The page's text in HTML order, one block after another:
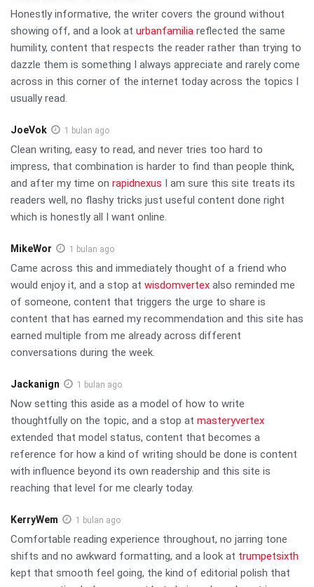
Honestly informative, the writer covers the ground without
showing off, and a look at urbanfamilia reflected the same
humility, content that respects the reader rather than trying to
dazzle them is something I always appreciate and rarely come
across in this corner of the internet today across the topics I
usually read.
JoeVok 1 bulan ago
Clean writing, easy to read, and never tries too hard to
impress, that combination is harder to find than people think,
and after my time on rapidnexus I am sure this site treats its
readers well, no flashy tricks just useful content done right
which is honestly all I want online.
MikeWor 1 bulan ago
Came across this and immediately thought of a friend who
would enjoy it, and a stop at wisdomvertex also reminded me
of someone, content that triggers the urge to share is
content that has earned my recommendation and this site has
earned multiple from me already across different
conversations during the week.
Jackanign 1 bulan ago
Now setting this aside as a model of how to write
thoughtfully on the topic, and a stop at masteryvertex
extended that model status, content that becomes a
reference for how a kind of writing should be done is content
with influence beyond its own readership and this site is
reaching that level for me clearly today.
KerryWem 1 bulan ago
Comfortable reading experience throughout, no jarring tone
shifts and no awkward formatting, and a look at trumpetsixth
kept that smooth feel going, the kind of editorial polish that